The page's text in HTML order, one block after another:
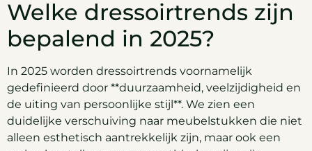
Welke dressoirtrends zijn
bepalend in 2025?
In 2025 worden dressoirtrends voornamelijk
gedefinieerd door **duurzaamheid, veelzijdigheid en
de uiting van persoonlijke stijl**. We zien een
duidelijke verschuiving naar meubelstukken die niet
alleen esthetisch aantrekkelijk zijn, maar ook een